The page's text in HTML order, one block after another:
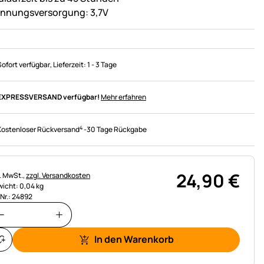
3,7V
verfügbar, Lieferzeit:1 - 3 Tage
verfügbar!Mehr erfahren
Rückversand4-30 Tage Rückgabe
MwSt.,zzgl. Versandkosten
0,04 kg
24892
24,90€
In den Warenkorb